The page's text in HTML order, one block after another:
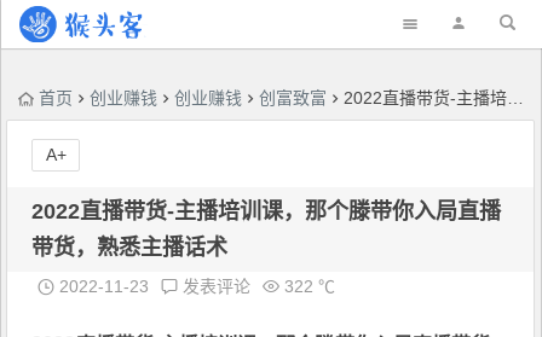
首页 创业赚钱 创业赚钱 创富致富 2022直播带货-主播培训课，那个滕带你入局直播带货，熟悉主播话术
2022直播带货-主播培训课，那个滕带你入局直播
带货，熟悉主播话术
2022-11-23 发表评论 322 ℃
A+